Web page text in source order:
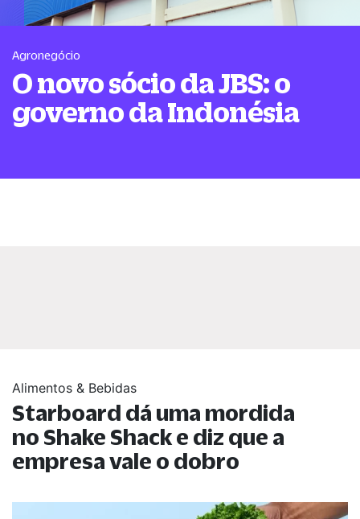
Agronegócio
O novo sócio da JBS: o
governo da Indonésia
Alimentos & Bebidas
Starboard dá uma mordida
no Shake Shack e diz que a
empresa vale o dobro